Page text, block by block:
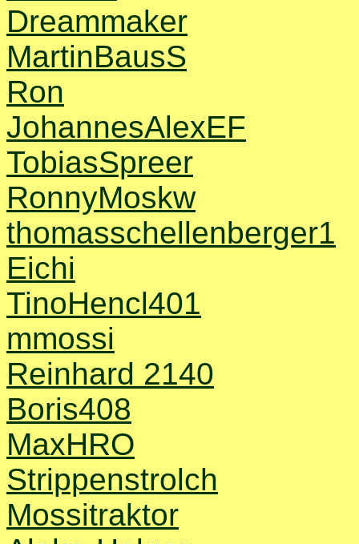
Dreammaker
MartinBausS
Ron
JohannesAlexEF
TobiasSpreer
RonnyMoskw
thomasschellenberger1
Eichi
TinoHencl401
mmossi
Reinhard 2140
Boris408
MaxHRO
Strippenstrolch
Mossitraktor